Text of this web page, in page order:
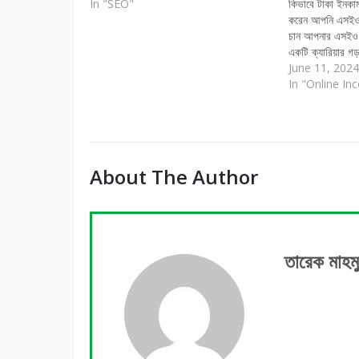
In "SEO"
কিভাবে টাকা
করেন আপনি
চান আপনার এসইও
একটি ক্যারিয়ার
করবেন। অনেক
শিখে ফেলেছেন,
June 11, 2024
In "Online
About The Author
তারেক